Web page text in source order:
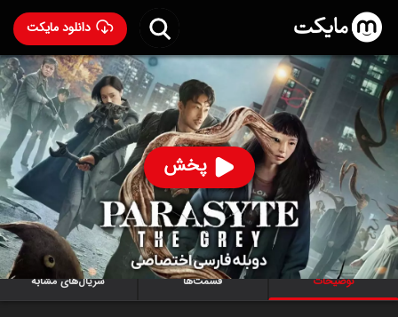
دانلود مایکت
پخش
سریال انگل: خاکستری با دوبله فارسی - Parasyte: The
Grey 2024
۳۸۷ 89% ۷.۲
ساخت کره جنوبی سال 2024
رده سنی ۱۸+
کره‌ای
سریال اکشن ترسناک علمی‌تخیلی
توضیحات قسمت‌ها سریال‌های مشابه